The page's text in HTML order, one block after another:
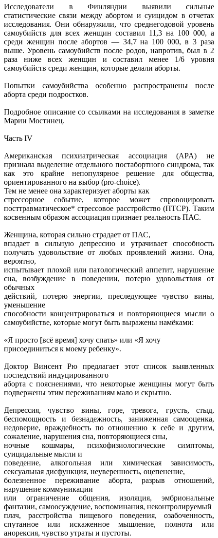
Исследователи в Финляндии выявили сильные
статистические связи между абортом и суицидом в отчетах
исследования. Они обнаружили, что среднегодовой уровень
самоубийств для всех женщин составил 11,3 на 100 000, а
среди женщин после абортов — 34,7 на 100 000, в 3 раза
выше. Уровень самоубийств после родов, напротив, был в 2
раза ниже всех женщин и составил менее 1/6 уровня
самоубийств среди женщин, которые делали аборты.
Попытки самоубийства особенно распространены после
аборта среди подростков.
Подробное описание со ссылками на исследования в заметке
Марии Мостинец.
Часть IV
Американская психиатрическая ассоциация (APA) не
признала выделение отдельного постабортного синдрома, так
как это крайне непопулярное решение для общества,
ориентированного на выбор (pro-choice).
Тем не менее она характеризует аборты как
стрессорное событие, которое может спровоцировать
посттравматическое* стрессовое расстройство (ПТСР). Таким
косвенным образом ассоциация признает реальность ПАС.
Женщина, которая сильно страдает от ПАС,
впадает в сильную депрессию и утрачивает способность
получать удовольствие от любых проявлений жизни. Она,
вероятно,
испытывает плохой или патологический аппетит, нарушение
сна, возбуждение в поведении, потерю удовольствия от
обычных
действий, потерю энергии, преследующее чувство вины,
уменьшение
способности концентрироваться и повторяющиеся мысли о
самоубийстве, которые могут быть выражены намёками:
«Я просто [всё время] хочу спать» или «Я хочу
присоединиться к моему ребенку».
Доктор Винсент Рю предлагает этот список выявленных
последствий индуцированного
аборта с пояснениями, что некоторые женщины могут быть
подвержены этим переживаниям мало и скрытно.
Депрессия, чувство вины, горе, тревога, грусть, стыд,
беспомощность и безнадежность, заниженная самооценка,
недоверие, враждебность по отношению к себе и другим,
сожаление, нарушения сна, повторяющиеся сны,
ночные кошмары, психофизиологические симптомы,
суицидальные мысли и
поведение, алкогольная или химическая зависимость,
сексуальная дисфункция, неуверенность, оцепенение,
болезненное переживание аборта, разрыв отношений,
нарушение коммуникации
или ограничение общения, изоляция, эмбриональные
фантазии, самоосуждение, воспоминания, неконтролируемый
плач, расстройства пищевого поведения, озабоченность,
спутанное или искаженное мышление, полнота или
анорексия, чувство утраты и пустоты.